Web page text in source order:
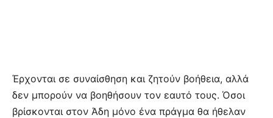
Έρχονται σε συναίσθηση και ζητούν βοήθεια, αλλά
δεν μπορούν να βοηθήσουν τον εαυτό τους. Όσοι
βρίσκονται στον Άδη μόνο ένα πράγμα θα ήθελαν